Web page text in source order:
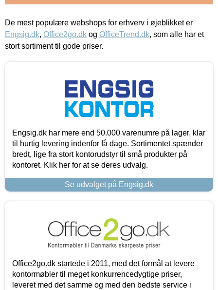
De mest populære webshops for erhverv i øjeblikket er
Engsig.dk, Office2go.dk og OfficeTrend.dk, som alle har et
stort sortiment til gode priser.
Engsig.dk har mere end 50.000 varenumre på lager, klar
til hurtig levering indenfor få dage. Sortimentet spænder
bredt, lige fra stort kontorudstyr til små produkter på
kontoret. Klik her for at se deres udvalg.
Se udvalget på Engsig.dk
Office2go.dk startede i 2011, med det formål at levere
kontormøbler til meget konkurrencedygtige priser,
leveret med det samme og med den bedste service i